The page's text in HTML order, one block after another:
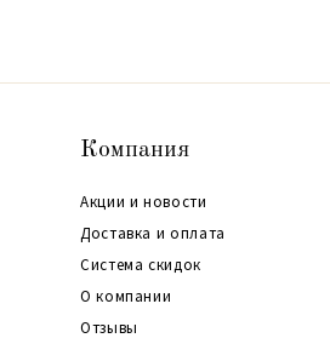
Компания
Акции и новости
Доставка и оплата
Система скидок
О компании
Отзывы